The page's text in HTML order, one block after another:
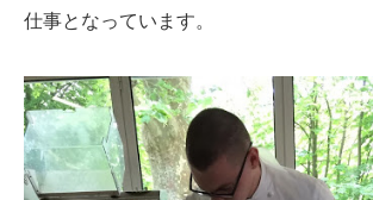
仕事となっています。